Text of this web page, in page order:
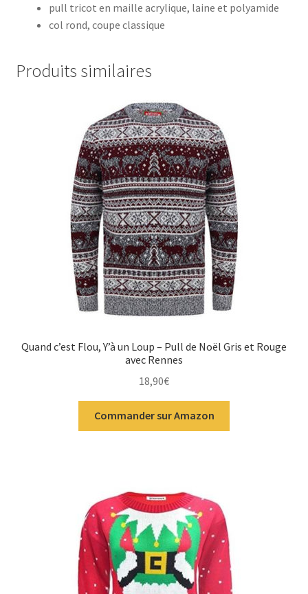
pull tricot en maille acrylique, laine et polyamide
col rond, coupe classique
Produits similaires
Quand c’est Flou, Y’à un Loup – Pull de Noël Gris et Rouge
avec Rennes
18,90€
Commander sur Amazon